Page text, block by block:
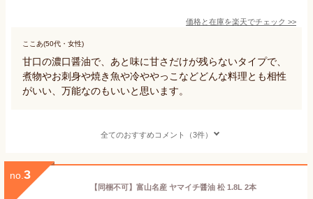
価格と在庫を楽天でチェック >>
ここあ(50代・女性)
甘口の濃口醤油で、あと味に甘さだけが残らないタイプで、
煮物やお刺身や焼き魚や冷ややっこなどどんな料理とも相性
がいい、万能なのもいいと思います。
全てのおすすめコメント（3件）
no. 3
【同梱不可】富山名産 ヤマイチ醤油 松 1.8L 2本